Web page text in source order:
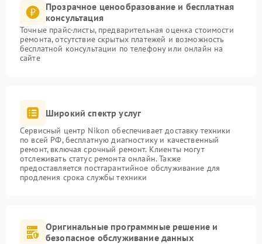
Прозрачное ценообразование и бесплатная
консультация
Точные прайс-листы, предварительная оценка стоимости
ремонта, отсутствие скрытых платежей и возможность
бесплатной консультации по телефону или онлайн на
сайте
Широкий спектр услуг
Сервисный центр Nikon обеспечивает доставку техники
по всей РФ, бесплатную диагностику и качественный
ремонт, включая срочный ремонт. Клиенты могут
отслеживать статус ремонта онлайн. Также
предоставляется постгарантийное обслуживание для
продления срока службы техники
Оригинальные программные решение и
безопасное обслуживание данных